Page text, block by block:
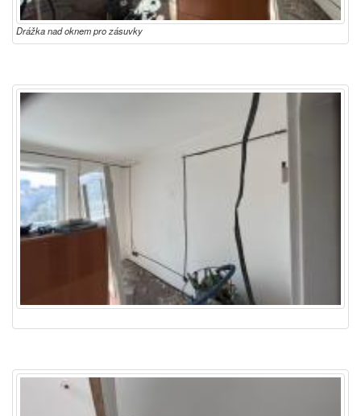
Drážka nad oknem pro zásuvky